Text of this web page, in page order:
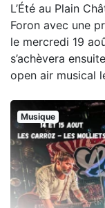
L’Été au Plain
Foron avec une
le mercredi 19
s’achèvera
open air musical
Musique